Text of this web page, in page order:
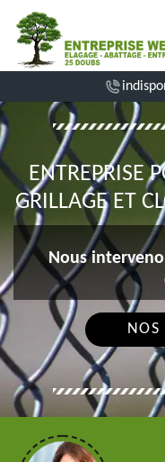
ENTREPRISE
GRILLAGE ET
Nous
NOS